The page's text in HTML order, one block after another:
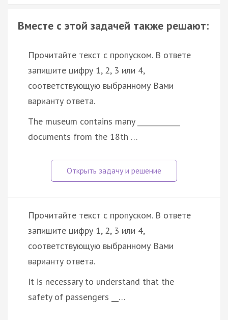
Вместе с этой задачей также решают:
Прочитайте текст с пропуском. В ответе
запишите цифру 1, 2, 3 или 4,
соответствующую выбранному Вами
варианту ответа.
The museum contains many ____________
documents from the 18th …
Прочитайте текст с пропуском. В ответе
запишите цифру 1, 2, 3 или 4,
соответствующую выбранному Вами
варианту ответа.
It is necessary to understand that the
safety of passengers __…